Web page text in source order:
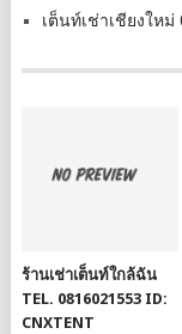
เต็นท์เช่าเชียงให
ร้านเช่าเต็นท์ใกล้ฉัน
TEL. 0816021553 ID:
CNXTENT